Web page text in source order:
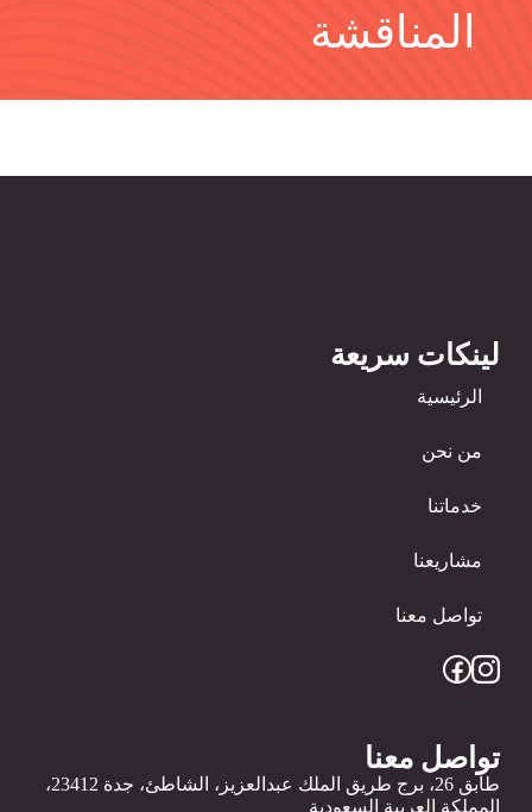
المناقشة
لينكات سريعة
الرئيسية
من نحن
خدماتنا
مشاريعنا
تواصل معنا
تواصل معنا
طابق 26، برج طريق الملك عبدالعزيز، الشاطئ، جدة 23412،
المملكة العربية السعودية